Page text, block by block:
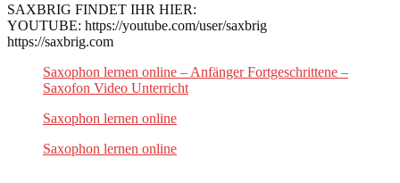
SAXBRIG FINDET IHR HIER:
YOUTUBE: https://youtube.com/user/saxbrig
https://saxbrig.com
Saxophon lernen online – Anfänger Fortgeschrittene –
Saxofon Video Unterricht
Saxophon lernen online
Saxophon lernen online